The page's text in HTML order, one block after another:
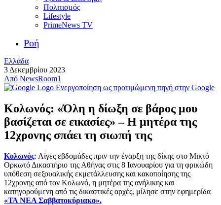
Πολιτισμός
Lifestyle
PrimeNews TV
Ροή
Ελλάδα
3 Δεκεμβρίου 2023
Από NewsRoom1
Ενεργοποίηση ως προτιμώμενη πηγή στην Google
Κολωνός: «Όλη η δίωξη σε βάρος μου
βασίζεται σε εικασίες» – Η μητέρα της
12χρονης σπάει τη σιωπή της
Κολωνός: Λίγες εβδομάδες πριν την έναρξη της δίκης στο Μικτό
Ορκωτό Δικαστήριο της Αθήνας στις 8 Ιανουαρίου για τη φρικώδη
υπόθεση σεξουαλικής εκμετάλλευσης και κακοποίησης της
12χρονης από τον Κολωνό, η μητέρα της ανήλικης και
κατηγορούμενη από τις δικαστικές αρχές, μίλησε στην εφημερίδα
«ΤΑ ΝΕΑ Σαββατοκύριακο».